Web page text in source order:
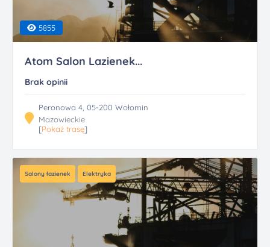
5855
Atom Salon Lazienek...
Brak opinii
Peronowa 4, 05-200 Wołomin
Mazowieckie
[Pokaż trasę]
Salony łazienek Elektryka